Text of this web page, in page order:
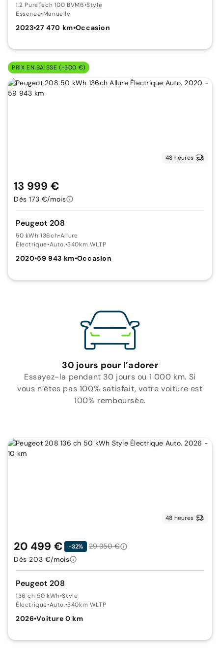
1.2 PureTech 100 BVM6•Style
Essence•Manuelle
2023•27 470 km•Occasion
PRIX EN BAISSE (-300 €)
48 heures
Peugeot 208
50 kWh 136ch•Allure
Électrique•Auto.•340km WLTP
2020•59 943 km•Occasion
13 999 €
Dès 173 €/mois
30 jours pour l’adorer
Essayez-la pendant 30 jours ou 1 000 km. Si
vous n’êtes pas 100% satisfait, votre voiture est
100% remboursée.
48 heures
Peugeot 208
136 ch 50 kWh•Style
Électrique•Auto.•340km WLTP
2026•Voiture 0 km
20 499 € -32%
29 950 €
Dès 203 €/mois